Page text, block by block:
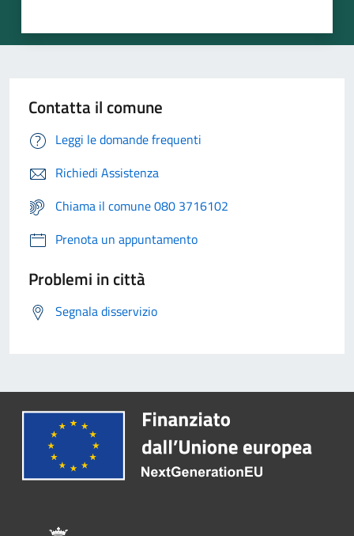
Contatta il comune
Leggi le domande frequenti
Richiedi Assistenza
Chiama il comune 080 3716102
Prenota un appuntamento
Problemi in città
Segnala disservizio